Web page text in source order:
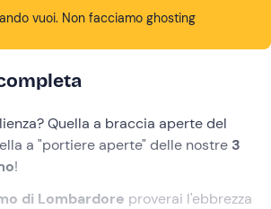
vuoi. Non facciamo ghosting
Quella a braccia aperte del
a "portiere aperte" delle nostre 3
!
di Lombardore proverai l'ebbrezza